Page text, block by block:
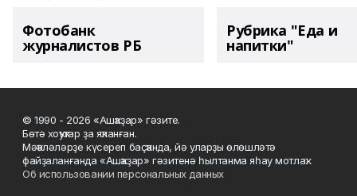
Фотобанк
журналистов РБ
Рубрика "Еда и
напитки"
© 1990 - 2026 «Ашҡаҙар» гәзите.
Бөтә хоҡуҡтар ҙа яҡланған.
Мәҡәләләрҙе күсереп баҫҡанда, йә уларҙы өлөшләтә
файҙаланғанда «Ашҡаҙар» гәзитенә һылтанма яһау мотлаҡ.
Об использовании персональных данных